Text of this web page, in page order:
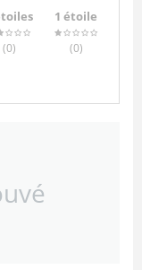
(0)
1 étoile
(0)